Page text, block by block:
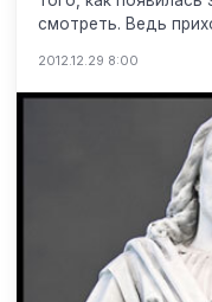
смотреть. Ведь
2012.12.29 8:00